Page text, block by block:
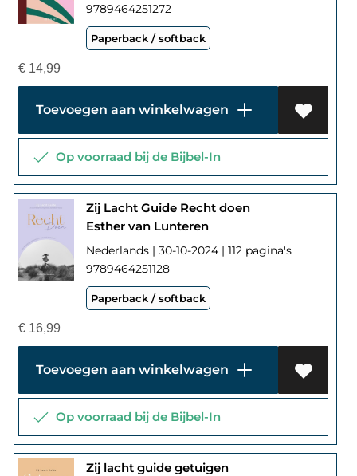
9789464251272
Paperback / softback
€14,99
Toevoegen aan winkelwagen
Op voorraad bij de Bijbel-In
Zij Lacht Guide Recht doen
Esther van Lunteren
Nederlands | 30-10-2024 | 112 pagina's
9789464251128
Paperback / softback
€16,99
Toevoegen aan winkelwagen
Op voorraad bij de Bijbel-In
Zij lacht guide getuigen